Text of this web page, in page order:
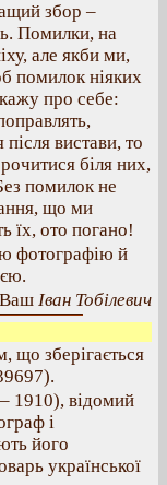
збор –
Помилки, на
але якби ми,
помилок ніяких
про себе:
вистави, то
біля них,
помилок не
що ми
їх, ото погано!
фотографію й
Ваш Іван Тобілевич
що зберігається
1910), відомий
і
його
української